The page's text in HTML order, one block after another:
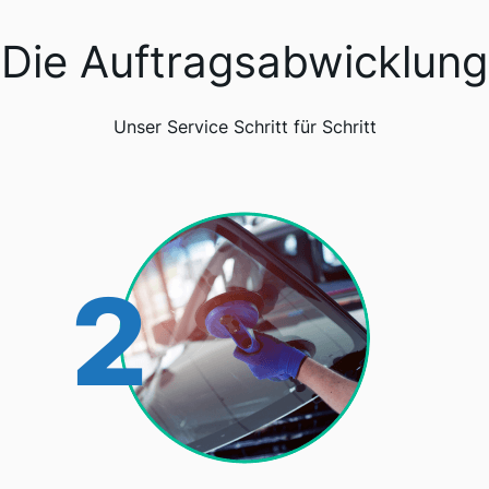
Die Auftragsabwicklung
Unser Service Schritt für Schritt
2